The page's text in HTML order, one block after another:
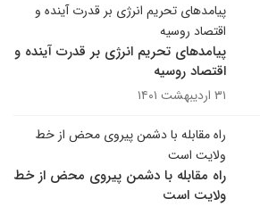
پیامدهای تحریم انرژی بر قدرت آینده و
اقتصاد روسیه
پیامدهای تحریم انرژی بر قدرت آینده و
اقتصاد روسیه
۳۱ اردیبهشت ۱۴۰۱
راه مقابله با دشمن پیروی محض از خط
ولایت است
راه مقابله با دشمن پیروی محض از خط
ولایت است